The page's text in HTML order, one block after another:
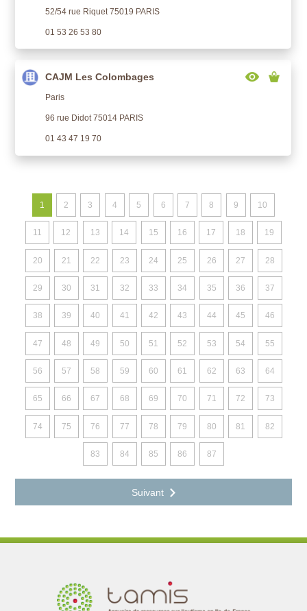
52/54 rue Riquet 75019 PARIS
01 53 26 53 80
CAJM Les Colombages
Paris
96 rue Didot 75014 PARIS
01 43 47 19 70
1 2 3 4 5 6 7 8 9 10
11 12 13 14 15 16 17 18 19
20 21 22 23 24 25 26 27 28
29 30 31 32 33 34 35 36 37
38 39 40 41 42 43 44 45 46
47 48 49 50 51 52 53 54 55
56 57 58 59 60 61 62 63 64
65 66 67 68 69 70 71 72 73
74 75 76 77 78 79 80 81 82
83 84 85 86 87